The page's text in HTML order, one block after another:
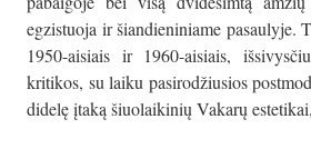
egzistuoja ir šiandieniniame pasaulyje.
1950-aisiais ir 1960-aisiais,
kritikos, su laiku pasirodžiusios
didelę įtaką šiuolaikinių Vakarų